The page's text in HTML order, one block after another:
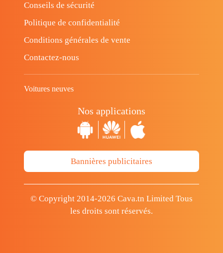
Conseils de sécurité
Politique de confidentialité
Conditions générales de vente
Contactez-nous
Voitures neuves
Nos applications
Bannières publicitaires
© Copyright 2014-2026 Cava.tn Limited Tous
les droits sont réservés.